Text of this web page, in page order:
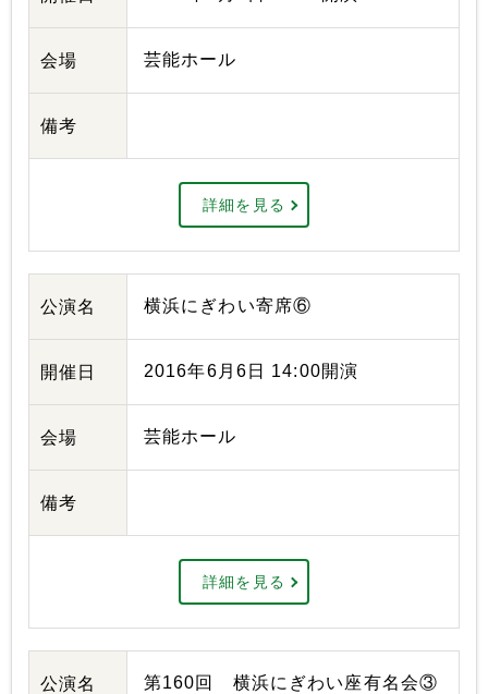
会場 芸能ホール
備考
詳細を見る
公演名 横浜にぎわい寄席⑥
開催日 2016年6月6日 14:00開演
会場 芸能ホール
備考
詳細を見る
公演名 第160回 横浜にぎわい座有名会③